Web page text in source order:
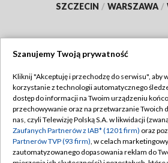
SZCZECIN / WARSZAWA /
TVP
Abonament TVP
Emisja w TVP
Centrum informacji TVP
Regulamin
Polityka
Moje zgody
Szanujemy Twoją prywatność
Kliknij "Akceptuję i przechodzę do serwisu", aby
korzystanie z technologii automatycznego
dostęp do informacji na Twoim urządzeniu
przechowywanie oraz na przetwarzanie Twoich
nas, czyli Telewizję Polską S.A. w likwidacji
Zaufanych Partnerów z IAB* (1201 firm) oraz
Partnerów TVP (93 firm), w celach
zautomatyzowanego dopasowania reklam do